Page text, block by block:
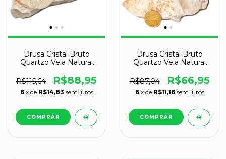
Drusa Cristal Bruto
Quartzo Vela Natural
R$115,64
R$88,95
6 x de R$14,83 sem juros
Drusa Cristal Bruto
Quartzo Vela Natural
R$87,04
R$66,95
6 x de R$11,16 sem juros